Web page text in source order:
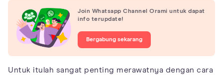
Join Whatsapp Channel Orami untuk dapat
info terupdate!
Bergabung sekarang
Untuk itulah sangat penting merawatnya dengan cara